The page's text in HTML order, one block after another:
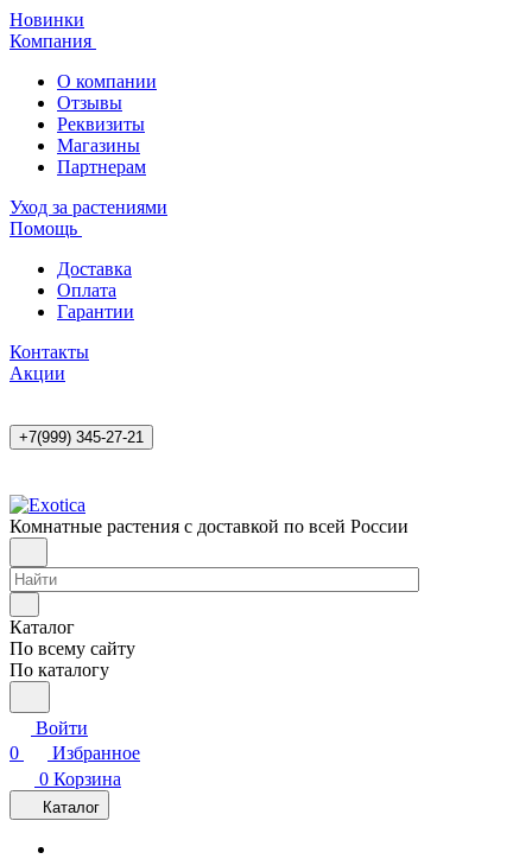
Новинки
Компания
О компании
Отзывы
Реквизиты
Магазины
Партнерам
Уход за растениями
Помощь
Доставка
Оплата
Гарантии
Контакты
Акции
+7(999) 345-27-21
Комнатные растения с доставкой по всей России
Каталог
По всему сайту
По каталогу
Войти
0
Избранное
0 Корзина
Каталог